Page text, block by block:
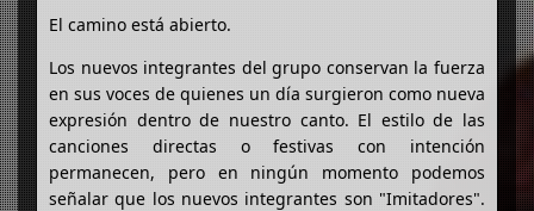
El camino está abierto.
Los nuevos integrantes del grupo conservan la fuerza
en sus voces de quienes un día surgieron como nueva
expresión dentro de nuestro canto. El estilo de las
canciones directas o festivas con intención
permanecen, pero en ningún momento podemos
señalar que los nuevos integrantes son "Imitadores".